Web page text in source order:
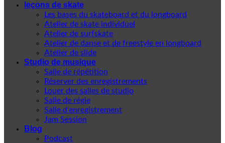
leçons de skate
Les bases du skateboard et du longboard
Atelier de skate individuel
Atelier de surfskate
Atelier de danse et de freestyle en longboard
Atelier de slide
Studio de musique
Salle de répétition
Réserver des enregistrements
Louer des salles de studio
Salle de régie
Salle d'enregistrement
Jam Session
Blog
Podcast